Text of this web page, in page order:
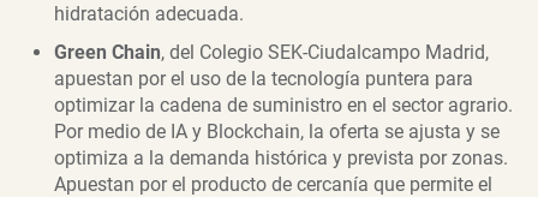
hidratación adecuada.
Green Chain, del Colegio SEK-Ciudalcampo Madrid,
apuestan por el uso de la tecnología puntera para
optimizar la cadena de suministro en el sector agrario.
Por medio de IA y Blockchain, la oferta se ajusta y se
optimiza a la demanda histórica y prevista por zonas.
Apuestan por el producto de cercanía que permite el